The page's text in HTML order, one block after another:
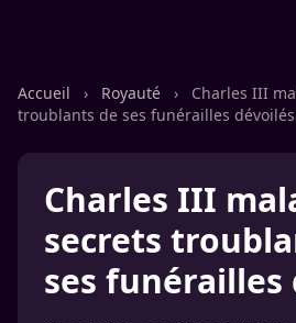
Accueil › Royauté ›
Charles III
troublants de ses funérailles dévoilés
Charles III
secrets
ses funérailles